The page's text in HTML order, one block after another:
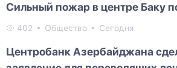
Сильный пожар в центре Баку
402 Общество Сегодня
Центробанк Азербайджана